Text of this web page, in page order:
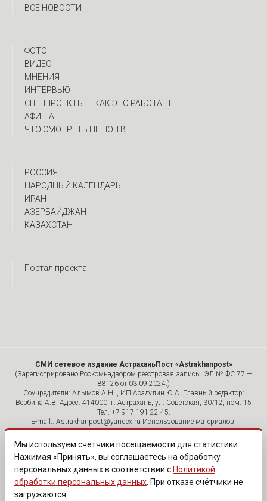
ВСЕ НОВОСТИ
ФОТО
ВИДЕО
МНЕНИЯ
ИНТЕРВЬЮ
CПЕЦПРОЕКТЫ — КАК ЭТО РАБОТАЕТ
АФИША
ЧТО СМОТРЕТЬ НЕ ПО ТВ
РОССИЯ
НАРОДНЫЙ КАЛЕНДАРЬ
ИРАН
АЗЕРБАЙДЖАН
КАЗАХСТАН
Портал проекта
СМИ сетевое издание АстраханьПост «Astrakhanpost»
(Зарегистрировано Роскомнадзором реестровая запись: ЭЛ № ФС 77 —
88126 от 03.09.2024.)
Соучредители: Алымов А.Н. , ИП Асадулин Ю.А. Главный редактор:
Вербина А.В. Адрес: 414000, г. Астрахань, ул. Советская, 30/12, пом. 15
Тел. +7 917 191-22-45.
E-mail.: Astrakhanpost@yandex.ru Использование материалов,
размещенных на страницах сетевого издания «Astrakhanpost»,
допускается исключительно с указанием источника и публикацией
активной гиперссылки на портал Astrakhanpost.ru. Комментарии
читателей сайта размещаются без предварительного редактирования.
Редакция оставляет за собой право удалить их с сайта или
отредактировать, если указанные сообщения нарушают законы РФ.
«САЙТ ПРЕДНАЗНАЧЕН ДЛЯ АУДИТОРИИ 18+»
Мы используем счётчики посещаемости для статистики.
Нажимая «Принять», вы соглашаетесь на обработку
персональных данных в соответствии с Политикой
обработки персональных данных . При отказе счётчики не
загружаются.